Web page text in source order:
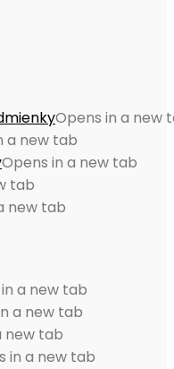
Opens in a new
a new tab
Opens in a new tab
tab
new tab
a new tab
a new tab
new tab
in a new tab